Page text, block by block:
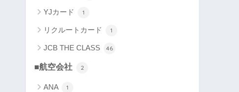
YJカード 1
リクルートカード 1
JCB THE CLASS 46
■航空会社 2
ANA 1